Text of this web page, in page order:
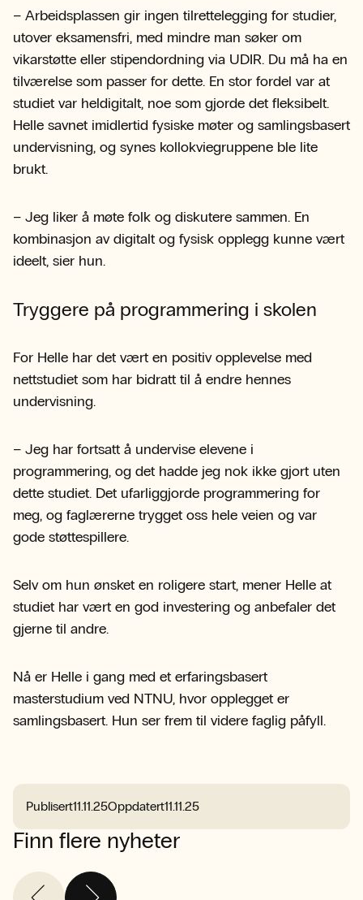
– Arbeidsplassen gir ingen tilrettelegging for studier,
utover eksamensfri, med mindre man søker om
vikarstøtte eller stipendordning via UDIR. Du må ha en
tilværelse som passer for dette. En stor fordel var at
studiet var heldigitalt, noe som gjorde det fleksibelt.
Helle savnet imidlertid fysiske møter og samlingsbasert
undervisning, og synes kollokviegruppene ble lite
brukt.
– Jeg liker å møte folk og diskutere sammen. En
kombinasjon av digitalt og fysisk opplegg kunne vært
ideelt, sier hun.
Tryggere på programmering i skolen
For Helle har det vært en positiv opplevelse med
nettstudiet som har bidratt til å endre hennes
undervisning.
– Jeg har fortsatt å undervise elevene i
programmering, og det hadde jeg nok ikke gjort uten
dette studiet. Det ufarliggjorde programmering for
meg, og faglærerne trygget oss hele veien og var
gode støttespillere.
Selv om hun ønsket en roligere start, mener Helle at
studiet har vært en god investering og anbefaler det
gjerne til andre.
Nå er Helle i gang med et erfaringsbasert
masterstudium ved NTNU, hvor opplegget er
samlingsbasert. Hun ser frem til videre faglig påfyll.
Publisert11.11.25Oppdatert11.11.25
Finn flere nyheter